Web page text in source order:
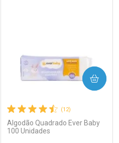
(12)
Algodão Quadrado Ever Baby
100 Unidades
COMPRAR